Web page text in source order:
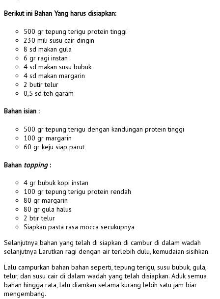
Berikut ini Bahan Yang harus disiapkan:
500 gr tepung terigu protein tinggi
230 mili susu cair dingin
8 sd makan gula
6 gr ragi instan
4 sd makan susu bubuk
4 sd makan margarin
2 butir telur
0,5 sd teh garam
Bahan isian :
500 gr tepung terigu dengan kandungan protein tinggi
100 gr margarin
60 gr keju siap parut
Bahan topping:
4 gr bubuk kopi instan
100 gr tepung terigu protein rendah
80 gr margarin
80 gr gula halus
2 btir telur
Siapkan pasta rasa mocca secukupnya
Selanjutnya bahan yang telah di siapkan di cambur di dalam wadah
selanjutnya Larutkan ragi dengan air terlebih dulu, kemudaian sisihkan.
Lalu campurkan bahan bahan seperti, tepung terigu, susu bubuk, gula,
telur, dan susu cair di dalam wadah yang telah disiapkan. Aduk semua
bahan hingga rata, lalu diamkan selama kurang lebih satu jam biar
mengembang.